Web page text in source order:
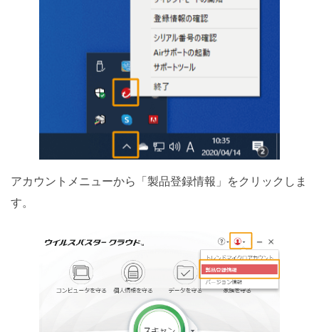
アカウントメニューから「製品登録情報」をクリックしま
す。